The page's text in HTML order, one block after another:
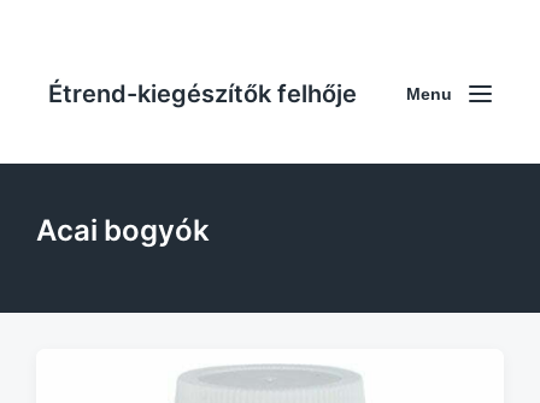
Étrend-kiegészítők felhője Menu
Acai bogyók